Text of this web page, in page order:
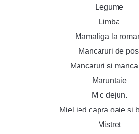
Legume
Limba
Mamaliga la
Mancaruri de
Mancaruri si
Maruntaie
Mic dejun.
Miel ied capra oaie si
Mistret